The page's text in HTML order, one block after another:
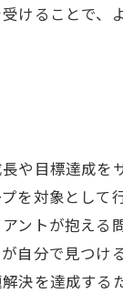
けることで、
や目標達成を
を対象として
ントが抱える
自分で見つけ
決を達成する